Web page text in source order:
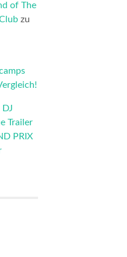
of The
zu
Trailer
PRIX